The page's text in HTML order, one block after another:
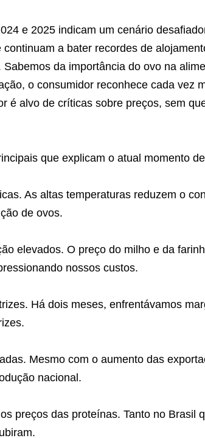
e 2025 indicam um cenário
a bater recordes de
Sabemos da importância do ovo na
o consumidor reconhece cada vez
é alvo de críticas sobre preços, sem
que explicam o atual momento
As altas temperaturas reduzem o
de ovos.
elevados. O preço do milho e da
nossos custos.
Há dois meses, enfrentávamos
Mesmo com o aumento das
nacional.
preços das proteínas. Tanto no Brasil